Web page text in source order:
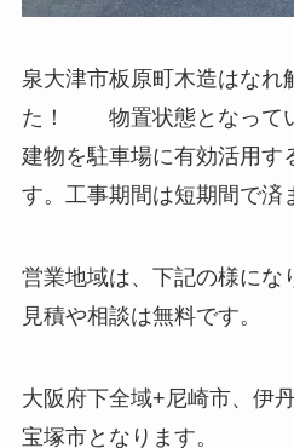
泉大津市板原町木造はなれ
た！ 物置状態となって
建物を駐車場に有効活用す
す。工事期間は短期間で済
営業地域は、下記の様にな
見積や相談は無料です。
大阪府下全域+尼崎市、伊
宝塚市となります。